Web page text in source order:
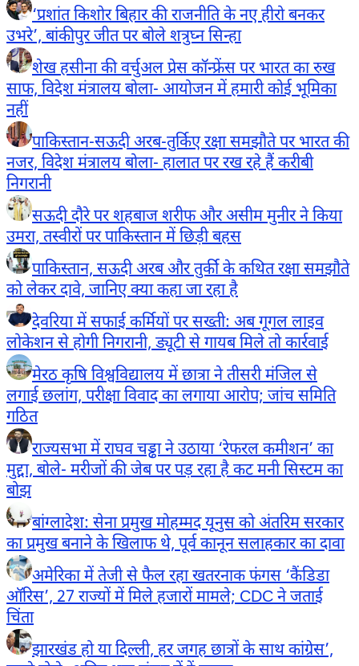
‘प्रशांत किशोर बिहार की राजनीति के नए हीरो बनकर
उभरे’, बांकीपुर जीत पर बोले शत्रुघ्न सिन्हा
शेख हसीना की वर्चुअल प्रेस कॉन्फ्रेंस पर भारत का रुख
साफ, विदेश मंत्रालय बोला- आयोजन में हमारी कोई भूमिका
नहीं
पाकिस्तान-सऊदी अरब-तुर्किए रक्षा समझौते पर भारत की
नजर, विदेश मंत्रालय बोला- हालात पर रख रहे हैं करीबी
निगरानी
सऊदी दौरे पर शहबाज शरीफ और असीम मुनीर ने किया
उमरा, तस्वीरों पर पाकिस्तान में छिड़ी बहस
पाकिस्तान, सऊदी अरब और तुर्की के कथित रक्षा समझौते
को लेकर दावे, जानिए क्या कहा जा रहा है
देवरिया में सफाई कर्मियों पर सख्ती: अब गूगल लाइव
लोकेशन से होगी निगरानी, ड्यूटी से गायब मिले तो कार्रवाई
मेरठ कृषि विश्वविद्यालय में छात्रा ने तीसरी मंजिल से
लगाई छलांग, परीक्षा विवाद का लगाया आरोप; जांच समिति
गठित
राज्यसभा में राघव चड्ढा ने उठाया ‘रेफरल कमीशन’ का
मुद्दा, बोले- मरीजों की जेब पर पड़ रहा है कट मनी सिस्टम का
बोझ
बांग्लादेश: सेना प्रमुख मोहम्मद यूनुस को अंतरिम सरकार
का प्रमुख बनाने के खिलाफ थे, पूर्व कानून सलाहकार का दावा
अमेरिका में तेजी से फैल रहा खतरनाक फंगस ‘कैंडिडा
ऑरिस’, 27 राज्यों में मिले हजारों मामले; CDC ने जताई
चिंता
झारखंड हो या दिल्ली, हर जगह छात्रों के साथ कांग्रेस’,